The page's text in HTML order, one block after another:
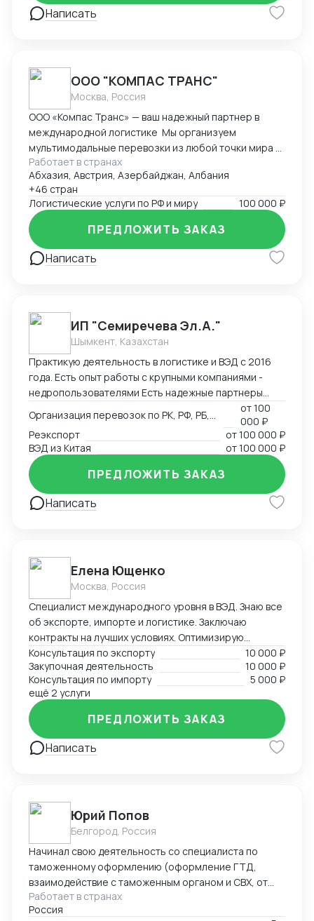
Написать
ООО "КОМПАС ТРАНС"
Москва, Россия
ООО «Компас Транс» — ваш надежный партнер в
международной логистике Мы организуем
мультимодальные перевозки из любой точки мира с
полным таможенным сопровождением.
Предоставляем комплекс складских услуг в
ключевых логистических хабах Европы, Азии и
России. Специализируемся на перевозках
температурных грузов с гарантированным
соблюдением режима. Обеспечиваем доставку
сборных и генеральных грузов с ежедневным
преимущества: Таможенное оформление под ключ
Собственный парк температурных контейнеров
Персональный менеджер 24/7 Фиксированные
сроки доставки
Работает в странах
Абхазия, Австрия, Азербайджан, Албания
+46 стран
Логистические услуги по РФ и миру
100 000 ₽
Написать
ПРЕДЛОЖИТЬ ЗАКАЗ
ИП "Семиречева Эл.А."
Шымкент, Казахстан
Практикую деятельность в логистике и ВЭД с 2016
года. Есть опыт работы с крупными компаниями -
недропользователями Есть надежные партнеры
(сертификация, таможенное офрмление, частные
перевозчики)
от100
000 ₽
Реэкспорт
от100 000 ₽
ВЭД из Китая
от100 000 ₽
Написать
ПРЕДЛОЖИТЬ ЗАКАЗ
Елена Ющенко
Москва, Россия
Специалист международного уровня в ВЭД. Знаю все
об экспорте, импорте и логистике. Заключаю
контракты на лучших условиях. Оптимизирую
логистику и обеспечивая скорость поставок.
Консультация по экспорту
10 000 ₽
Закупочная деятельность
10 000 ₽
Консультация по импорту
5 000 ₽
ещё 2 услуги
Написать
ПРЕДЛОЖИТЬ ЗАКАЗ
Юрий Попов
Белгород, Россия
Начинал свою деятельность со специалиста по
таможенному оформлению (оформление ГТД,
взаимодействие с таможенным органом и СВХ, от
закрытия процедуры ВТТ до выпуска товара), после
работал руководителем предприятия (полный цикл
Работает в странах
Россия